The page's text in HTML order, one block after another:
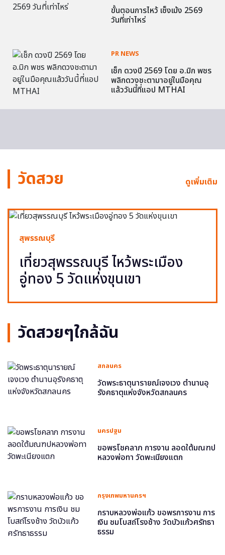
ขั้นตอนการไหว้ เช็งเม้ง 2569
วันที่เท่าไหร่
PR NEWS
เช็ก ดวงปี 2569 โดย อ.มิก พชร
พลิกดวงชะตามาอยู่ในมือคุณ
แล้ววันนี้ที่แอป MTHAI
วัดสวย ดูเพิ่มเติม
สุพรรณบุรี
เที่ยวสุพรรณบุรี ไหว้พระเมือง
อู่ทอง 5 วัดแห่งขุนเขา
วัดสวยๆใกล้ฉัน
สกลนคร
วัดพระธาตุนารายณ์เจงเวง ตำนานอุ
รังคธาตุแห่งจังหวัดสกลนคร
นครปฐม
ขอพรโชคลาภ การงาน ลอดใต้มณฑป
หลวงพ่อทา วัดพะเนียงแตก
กรุงเทพมหานครฯ
กราบหลวงพ่อแก้ว ขอพรการงาน การ
เงิน ชมโบสถ์โรงช้าง วัดบัวแก้วศรัทธา
ธรรม